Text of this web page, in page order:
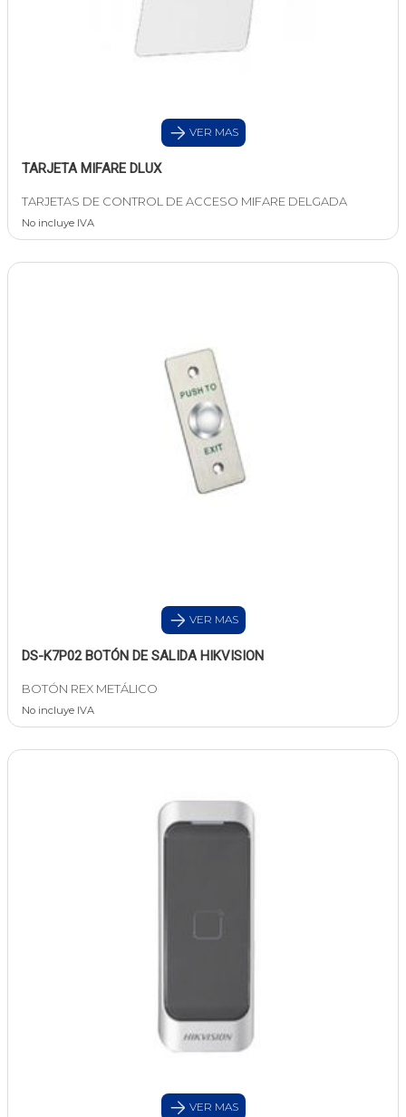
VER MAS
TARJETA MIFARE DLUX
TARJETAS DE CONTROL DE ACCESO MIFARE DELGADA
No incluye IVA
VER MAS
DS-K7P02 BOTÓN DE SALIDA HIKVISION
BOTÓN REX METÁLICO
No incluye IVA
VER MAS